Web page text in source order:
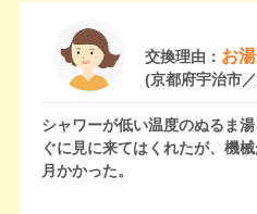
交換理由： お
(京都府宇治市
シャワーが低い温度のぬるま
ぐに見に来てはくれたが、機
月かかった。